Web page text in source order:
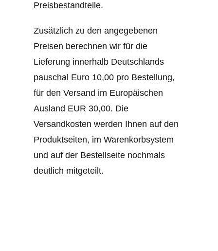
Preisbestandteile.
Zusätzlich zu den angegebenen
Preisen berechnen wir für die
Lieferung innerhalb Deutschlands
pauschal Euro 10,00 pro Bestellung,
für den Versand im Europäischen
Ausland EUR 30,00. Die
Versandkosten werden Ihnen auf den
Produktseiten, im Warenkorbsystem
und auf der Bestellseite nochmals
deutlich mitgeteilt.